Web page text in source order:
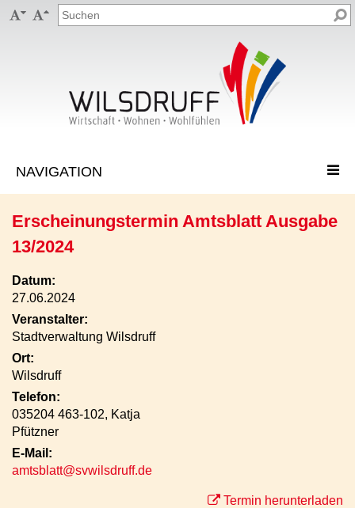
 
Erscheinungstermin Amtsblatt Ausgabe
13/2024
Datum:
27.06.2024
Veranstalter:
Stadtverwaltung Wilsdruff
Ort:
Wilsdruff
Telefon:
035204 463-102, Katja
Pfützner
E-Mail:
amtsblatt@svwilsdruff.de
Termin herunterladen